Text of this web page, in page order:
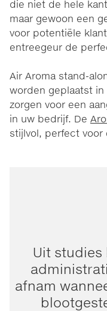
die niet de hele
maar gewoon een
voor potentiële
entreegeur de
Air Aroma stand-
worden geplaatst
zorgen voor een
in uw bedrijf. De
stijlvol, perfect voor
Uit studies
afnam